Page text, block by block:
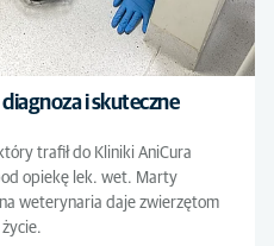
diagnoza i skuteczne
trafił do Kliniki AniCura
opiekę lek. wet. Marty
weterynaria daje zwierzętom